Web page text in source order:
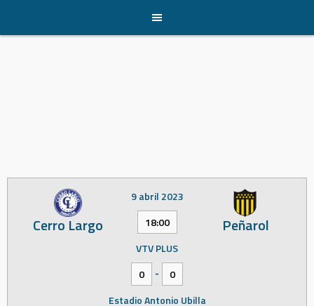
content
Cerro Largo Peñarol
9 abril 2023
18:00
VTV PLUS
0
-
0
Estadio Antonio Ubilla